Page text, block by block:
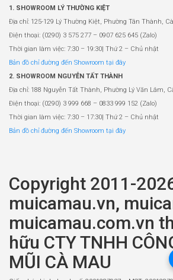
1. SHOWROOM LÝ THƯỜNG KIỆT
Địa chỉ: 125-129 Lý Thường Kiệt, Phường Tân Thành,
Điện thoại: (0290) 3 575 277 – 0907 625 645 (Zalo)
Thời gian làm việc: 7:30 – 19:30| Thứ 2 – Chủ nhật
Bản đồ chỉ đường đến Showroom tại đây
2. SHOWROOM NGUYỄN TẤT THÀNH
Địa chỉ: 188 Nguyễn Tất Thành, Phường Lý Văn Lâm,
Điện thoại: (0290) 3 999 668 – 0833 999 152 (Zalo)
Thời gian làm việc: 7:30 – 17:30| Thứ 2 – Chủ nhật
Bản đồ chỉ đường đến Showroom tại đây
Copyright 2011-
muicamau.vn,
muicamau.com.vn
hữu CTY TNHH
MŨI CÀ MAU